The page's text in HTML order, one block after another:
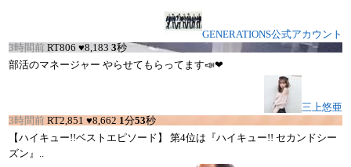
GENERATIONS公式アカウント
3時間前 RT806♥8,1833秒
部活のマネージャー やらせてもらってます📣❤︎
三上悠亜
3時間前 RT2,851♥8,662 1分53秒
【ハイキュー!!ベストエピソード】 第4位は『ハイキュー!! セカンドシー
ズン』..